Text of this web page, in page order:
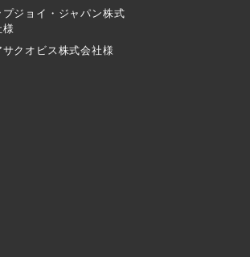
プジョイ・ジャパン株式
様
サクオビス株式会社様